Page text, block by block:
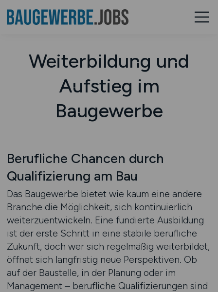
Weiterbildung und
Aufstieg im
Baugewerbe
Berufliche Chancen durch
Qualifizierung am Bau
Das Baugewerbe bietet wie kaum eine andere
Branche die Möglichkeit, sich kontinuierlich
weiterzuentwickeln. Eine fundierte Ausbildung
ist der erste Schritt in eine stabile berufliche
Zukunft, doch wer sich regelmäßig weiterbildet,
öffnet sich langfristig neue Perspektiven. Ob
auf der Baustelle, in der Planung oder im
Management – berufliche Qualifizierungen sind